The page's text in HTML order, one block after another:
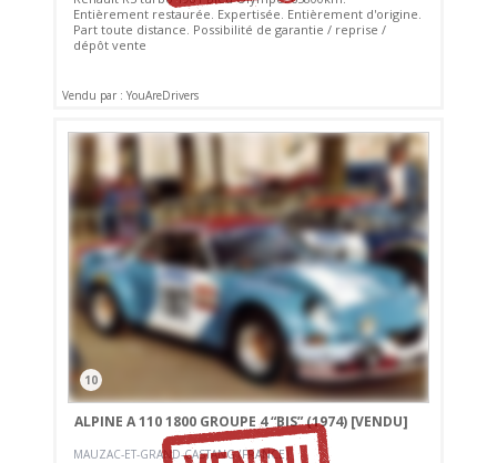
Entièrement restaurée. Expertisée. Entièrement d'origine.
Part toute distance. Possibilité de garantie / reprise /
dépôt vente
Vendu par : YouAreDrivers
10
ALPINE A 110 1800 GROUPE 4 “BIS” (1974) [VENDU]
MAUZAC-ET-GRAND-CASTANG (FRANCE)